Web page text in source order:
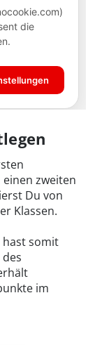
zweiten
Du von
Klassen.
hast somit
im